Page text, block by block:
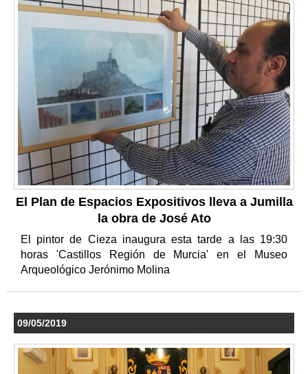
El Plan de Espacios Expositivos lleva a Jumilla
la obra de José Ato
El pintor de Cieza inaugura esta tarde a las 19:30
horas 'Castillos Región de Murcia' en el Museo
Arqueológico Jerónimo Molina
09/05/2019